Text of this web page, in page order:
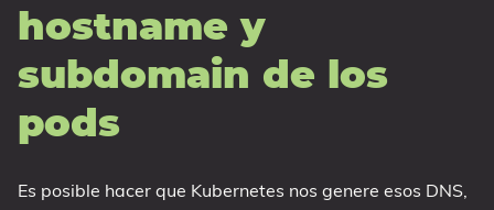
hostname y
subdomain de los
pods
Es posible hacer que Kubernetes nos genere esos DNS,